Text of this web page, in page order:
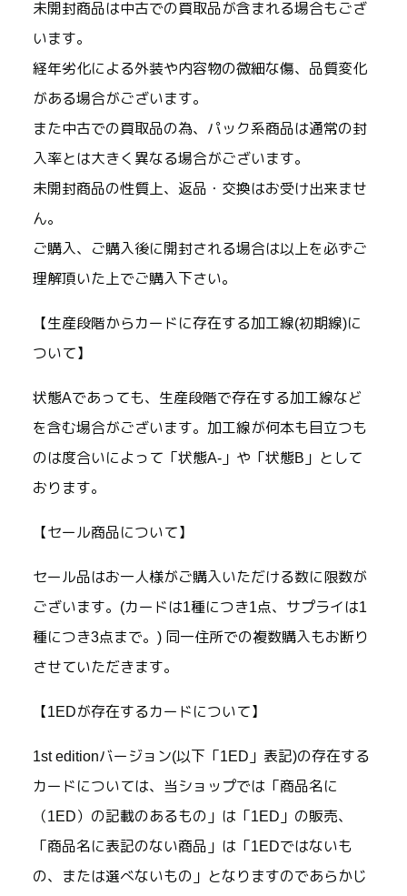
未開封商品は中古での買取品が含まれる場合もござ
います。
経年劣化による外装や内容物の微細な傷、品質変化
がある場合がございます。
また中古での買取品の為、パック系商品は通常の封
入率とは大きく異なる場合がございます。
未開封商品の性質上、返品・交換はお受け出来ませ
ん。
ご購入、ご購入後に開封される場合は以上を必ずご
理解頂いた上でご購入下さい。
【生産段階からカードに存在する加工線(初期線)に
ついて】
状態Aであっても、生産段階で存在する加工線など
を含む場合がございます。加工線が何本も目立つも
のは度合いによって「状態A-」や「状態B」として
おります。
【セール商品について】
セール品はお一人様がご購入いただける数に限数が
ございます。(カードは1種につき1点、サプライは1
種につき3点まで。) 同一住所での複数購入もお断り
させていただきます。
【1EDが存在するカードについて】
1st editionバージョン(以下「1ED」表記)の存在する
カードについては、当ショップでは「商品名に
（1ED）の記載のあるもの」は「1ED」の販売、
「商品名に表記のない商品」は「1EDではないも
の、または選べないもの」となりますのであらかじ